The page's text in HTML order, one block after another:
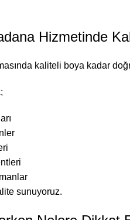
Hizmetinde
kaliteli boya kadar
sunuyoruz.